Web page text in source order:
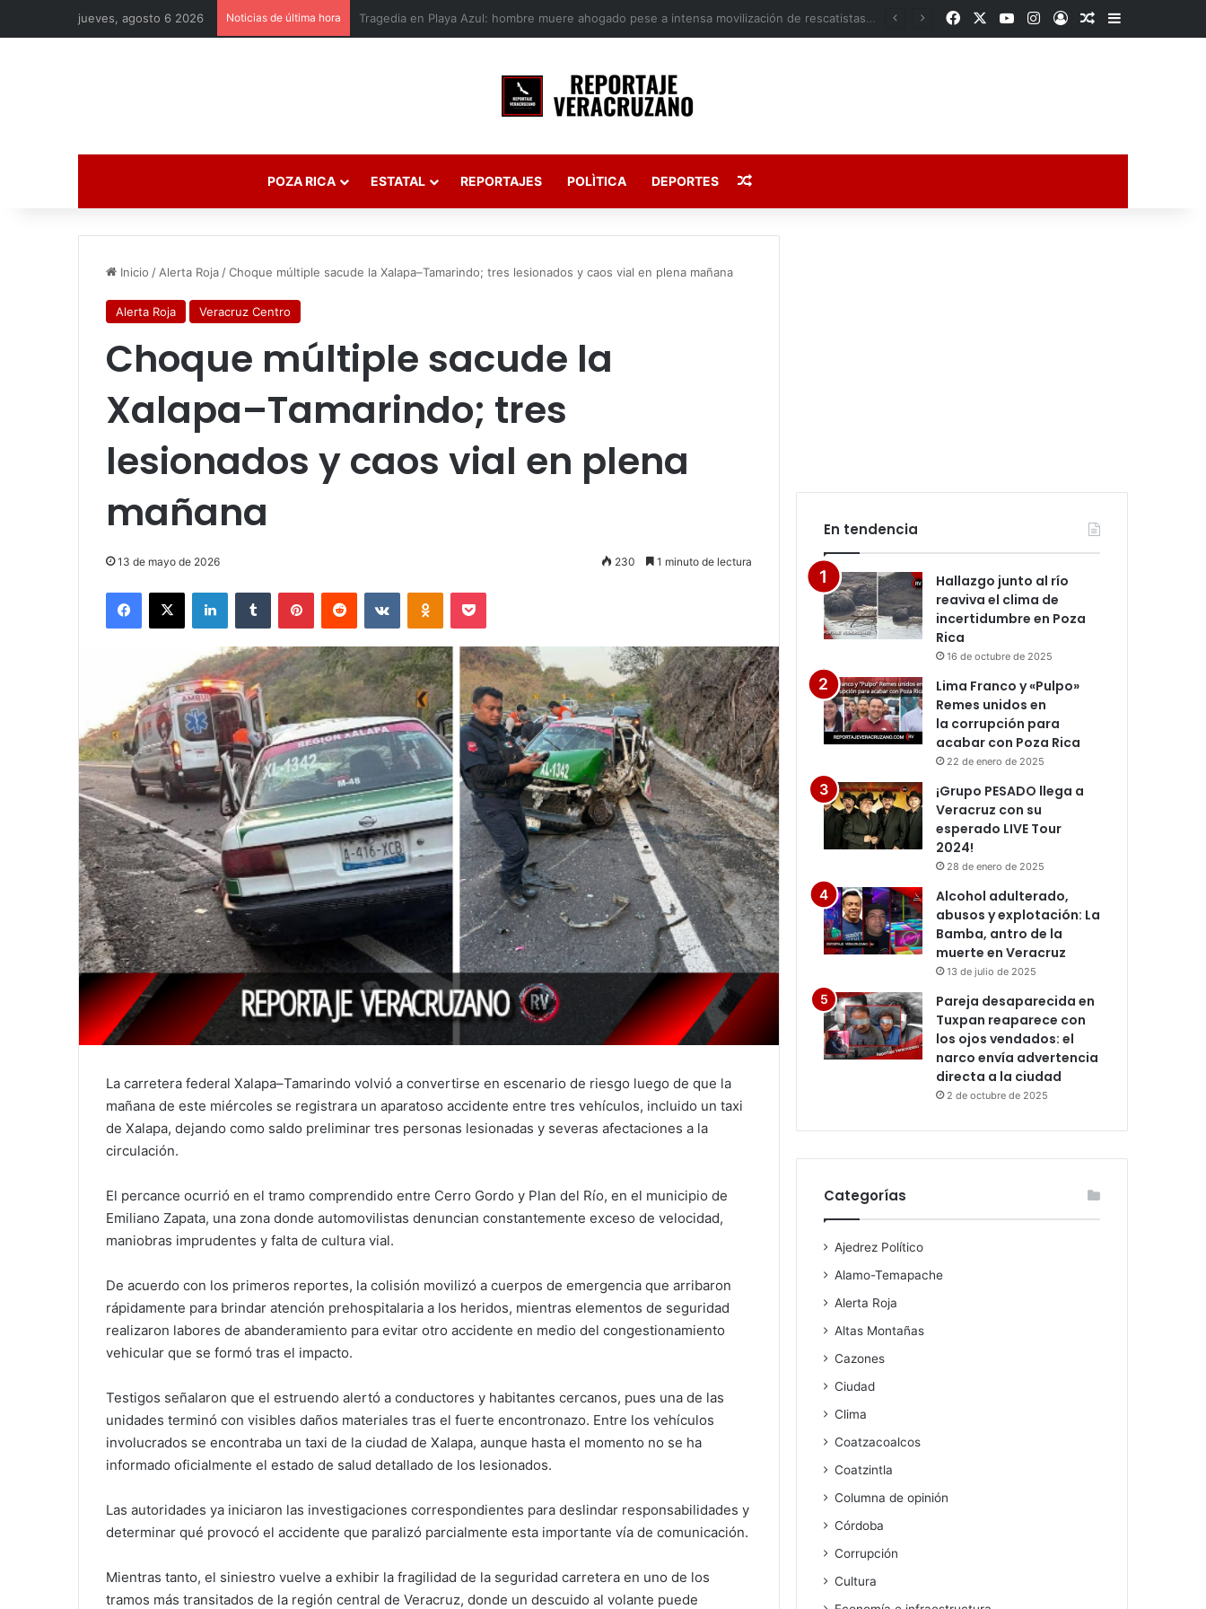
jueves, agosto 6 2026 Noticias de última hora Empleados enfrentan a presuntos asaltantes y logran detener a uno en Supercito Chedraui de Veracruz FacebookYouTubeInstagram
AccesoPublicación al
Barra lateral
POZA RICA ESTATAL REPORTAJES POLÌTICA DEPORTES Publicación al azar
Inicio / Alerta Roja /Choque múltiple sacude la Xalapa–Tamarindo; tres lesionados y caos vial en plena mañana
Alerta Roja Veracruz Centro
Choque múltiple sacude la
Xalapa–Tamarindo; tres
lesionados y caos vial en plena
mañana
13 de mayo de 2026 230 1 minuto de lectura
Facebook
X LinkedInTumblr PinterestReddit VKontakteOdnoklassniki
Pocket
La carretera federal Xalapa–Tamarindo volvió a convertirse en escenario de riesgo luego de que la
mañana de este miércoles se registrara un aparatoso accidente entre tres vehículos, incluido un taxi
de Xalapa, dejando como saldo preliminar tres personas lesionadas y severas afectaciones a la
circulación.
El percance ocurrió en el tramo comprendido entre Cerro Gordo y Plan del Río, en el municipio de
Emiliano Zapata, una zona donde automovilistas denuncian constantemente exceso de velocidad,
maniobras imprudentes y falta de cultura vial.
De acuerdo con los primeros reportes, la colisión movilizó a cuerpos de emergencia que arribaron
rápidamente para brindar atención prehospitalaria a los heridos, mientras elementos de seguridad
realizaron labores de abanderamiento para evitar otro accidente en medio del congestionamiento
vehicular que se formó tras el impacto.
Testigos señalaron que el estruendo alertó a conductores y habitantes cercanos, pues una de las
unidades terminó con visibles daños materiales tras el fuerte encontronazo. Entre los vehículos
involucrados se encontraba un taxi de la ciudad de Xalapa, aunque hasta el momento no se ha
informado oficialmente el estado de salud detallado de los lesionados.
Las autoridades ya iniciaron las investigaciones correspondientes para deslindar responsabilidades y
determinar qué provocó el accidente que paralizó parcialmente esta importante vía de comunicación.
Mientras tanto, el siniestro vuelve a exhibir la fragilidad de la seguridad carretera en uno de los
tramos más transitados de la región central de Veracruz, donde un descuido al volante puede
En tendencia
Hallazgo junto al río
reaviva el clima de
incertidumbre en Poza
Rica
16 de octubre de 2025
Lima Franco y «Pulpo»
Remes unidos en
la corrupción para
acabar con Poza Rica
22 de enero de 2025
¡Grupo PESADO llega a
Veracruz con su
esperado LIVE Tour
2024!
28 de enero de 2025
Alcohol adulterado,
abusos y explotación: La
Bamba, antro de la
muerte en Veracruz
13 de julio de 2025
Pareja desaparecida en
Tuxpan reaparece con
los ojos vendados: el
narco envía advertencia
directa a la ciudad
2 de octubre de 2025
Categorías
Ajedrez Político
Alamo-Temapache
Alerta Roja
Altas Montañas
Cazones
Ciudad
Clima
Coatzacoalcos
Coatzintla
Columna de opinión
Córdoba
Corrupción
Cultura